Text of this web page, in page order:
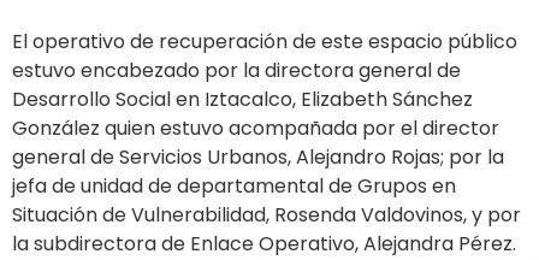
El operativo de recuperación de este espacio público
estuvo encabezado por la directora general de
Desarrollo Social en Iztacalco, Elizabeth Sánchez
González quien estuvo acompañada por el director
general de Servicios Urbanos, Alejandro Rojas; por la
jefa de unidad de departamental de Grupos en
Situación de Vulnerabilidad, Rosenda Valdovinos, y por
la subdirectora de Enlace Operativo, Alejandra Pérez.